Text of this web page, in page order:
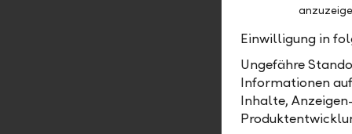
Breite
Die Web-
Online
Juli nach
Bis zum
Einwilligung in
Ungefähre
Informationen
Inhalte,